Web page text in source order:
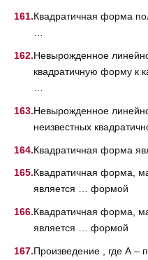
Квадратичная форма
Невырожденное
квадратичную форму к
Невырожденное
неизвестных
Квадратичная форма
Квадратичная форма,
является … формой
Квадратичная форма,
является … формой
Произведение , где А –